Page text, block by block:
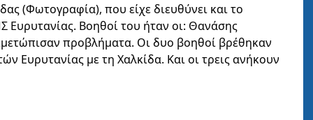
(Φωτογραφία), που είχε διευθύνει και το
Ευρυτανίας. Βοηθοί του ήταν οι: Θανάσης
προβλήματα. Οι δυο βοηθοί βρέθηκαν
Ευρυτανίας με τη Χαλκίδα. Και οι τρεις ανήκουν